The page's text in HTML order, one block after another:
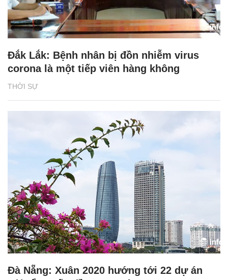
THỜI SỰ
Đắk Lắk: Bệnh nhân bị đồn nhiễm virus
corona là một tiếp viên hàng không
Đà Nẵng: Xuân 2020 hướng tới 22 dự án